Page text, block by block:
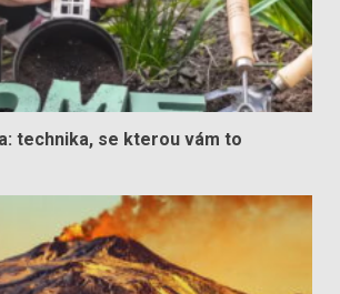
technika, se kterou vám to